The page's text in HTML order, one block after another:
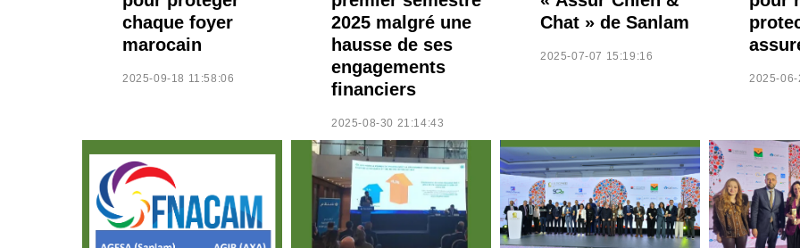
chaque foyer
marocain
2025-09-18 11:58:06
2025 malgré une
hausse de ses
engagements
financiers
2025-08-30 21:14:43
Chat » de Sanlam
2025-07-07 15:19:16
2025-